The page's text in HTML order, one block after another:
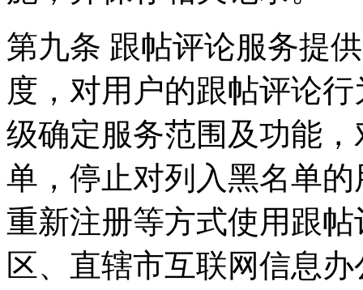
第九条 跟帖评论服务提
度，对用户的跟帖评论
级确定服务范围及功能
单，停止对列入黑名单
重新注册等方式使用跟
区、直辖市互联网信息